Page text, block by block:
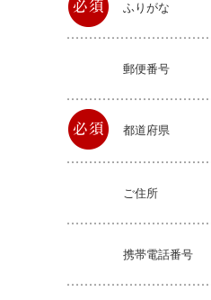
ふりがな
郵便番号
都道府県
ご住所
携帯電話番号